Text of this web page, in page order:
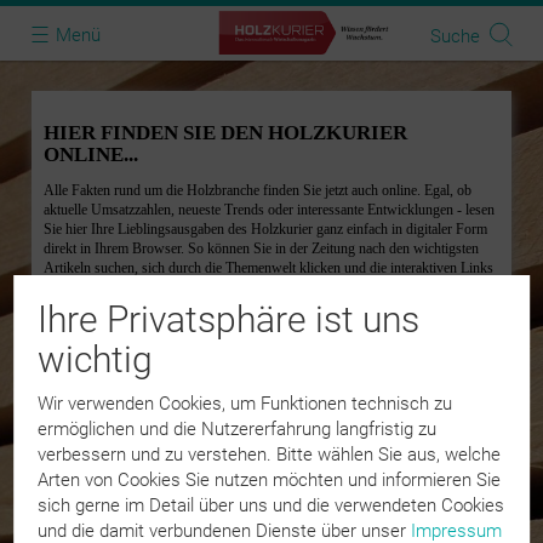
Ihre Privatsphäre ist uns
wichtig
Wir verwenden Cookies, um Funktionen technisch zu
ermöglichen und die Nutzererfahrung langfristig zu
verbessern und zu verstehen. Bitte wählen Sie aus, welche
Arten von Cookies Sie nutzen möchten und informieren Sie
sich gerne im Detail über uns und die verwendeten Cookies
und die damit verbundenen Dienste über unser Impressum
Menü
Login
Mein Konto
Ansicht
Home
Öffentliche Ausgaben
Shop
Probeabo
Toggle
Menü Suche